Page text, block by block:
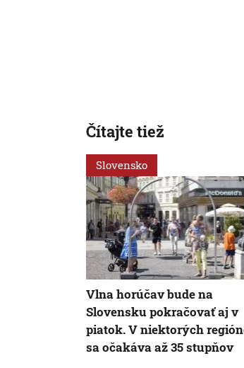
Čítajte tiež
Slovensko
Vlna horúčav bude na
Slovensku pokračovať aj v
piatok. V niektorých
sa očakáva až 35 stupňov